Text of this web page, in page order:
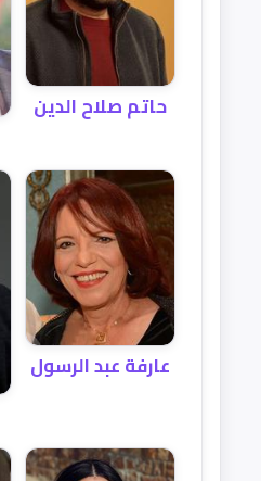
حاتم صلاح الدين
عارفة عبد الرسول